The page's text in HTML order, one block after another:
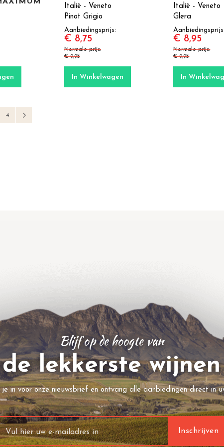
Italië - Veneto
Pinot Grigio
Aanbiedingsprijs
€ 8,75
Normale prijs
€ 9,95
In Winkelwagen
Italië - Veneto
Glera
Aanbiedingsprijs
€ 8,95
Normale prijs
€ 9,95
In
pagina
Pagina
4
Blijf op de hoogte van
de lekkerste wijnen
in voor onze nieuwsbrief en ontvang alle aanbiedingen direct in